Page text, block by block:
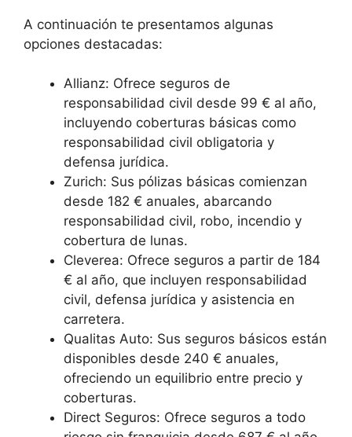
A continuación te presentamos algunas
opciones destacadas:
Allianz: Ofrece seguros de
responsabilidad civil desde 99 € al año,
incluyendo coberturas básicas como
responsabilidad civil obligatoria y
defensa jurídica.
Zurich: Sus pólizas básicas comienzan
desde 182 € anuales, abarcando
responsabilidad civil, robo, incendio y
cobertura de lunas.
Cleverea: Ofrece seguros a partir de 184
€ al año, que incluyen responsabilidad
civil, defensa jurídica y asistencia en
carretera.
Qualitas Auto: Sus seguros básicos están
disponibles desde 240 € anuales,
ofreciendo un equilibrio entre precio y
coberturas.
Direct Seguros: Ofrece seguros a todo